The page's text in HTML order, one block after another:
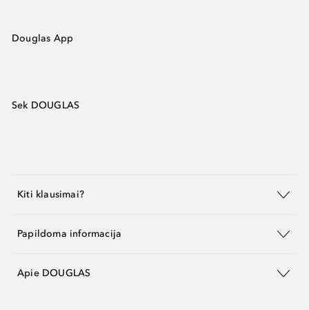
Douglas App
Sek DOUGLAS
Kiti klausimai?
Papildoma informacija
Apie DOUGLAS